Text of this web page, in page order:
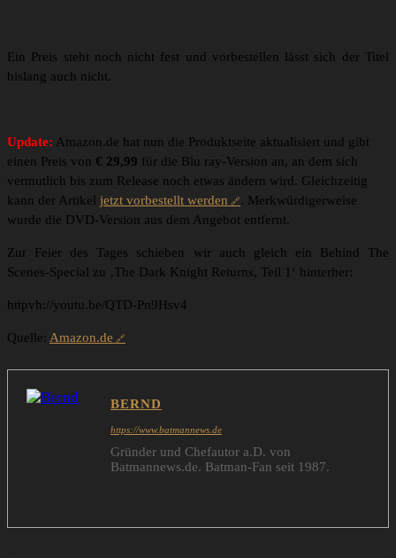
Ein Preis steht noch nicht fest und vorbestellen lässt sich der Titel
bislang auch nicht.
Update: Amazon.de hat nun die Produktseite aktualisiert und gibt
einen Preis von € 29,99 für die Blu ray-Version an, an dem sich
vermutlich bis zum Release noch etwas ändern wird. Gleichzeitig
kann der Artikel jetzt vorbestellt werden
. Merkwürdigerweise
wurde die DVD-Version aus dem Angebot entfernt.
Zur Feier des Tages schieben wir auch gleich ein Behind The
Scenes-Special zu ‚The Dark Knight Returns, Teil 1‘ hinterher:
httpvh://youtu.be/QTD-Pn9Hsv4
Quelle: Amazon.de
BERND
https://www.batmannews.de
Gründer und Chefautor a.D. von
Batmannews.de. Batman-Fan seit 1987.